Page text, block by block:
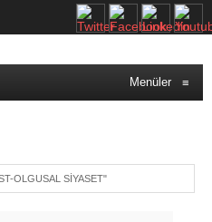
Menüler ≡
OLGUSAL SIYASET"